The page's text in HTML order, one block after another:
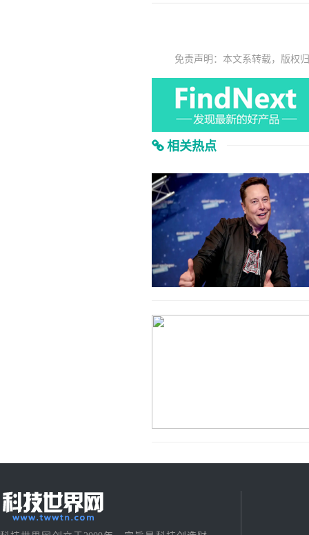
免责声明：本文系转载，版权
相关热点